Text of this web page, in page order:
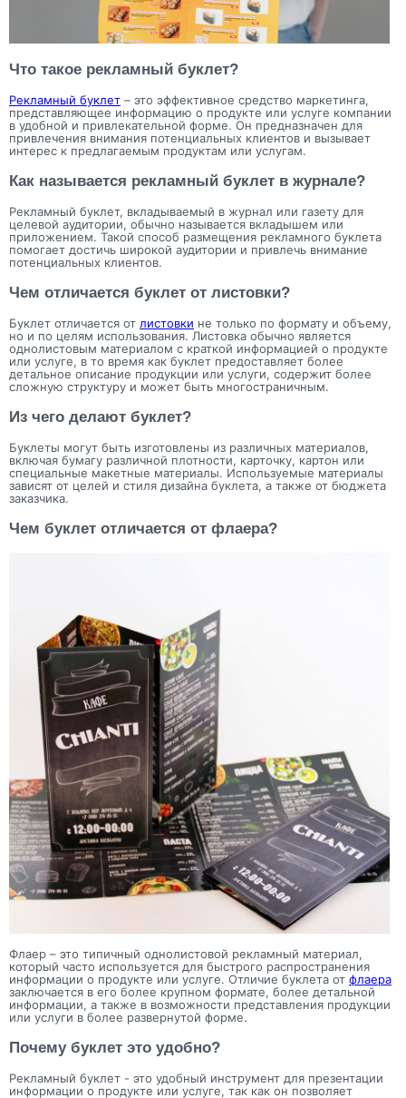
Что такое рекламный буклет?
Рекламный буклет – это эффективное средство маркетинга,
представляющее информацию о продукте или услуге компании
в удобной и привлекательной форме. Он предназначен для
привлечения внимания потенциальных клиентов и вызывает
интерес к предлагаемым продуктам или услугам.
Как называется рекламный буклет в журнале?
Рекламный буклет, вкладываемый в журнал или газету для
целевой аудитории, обычно называется вкладышем или
приложением. Такой способ размещения рекламного буклета
помогает достичь широкой аудитории и привлечь внимание
потенциальных клиентов.
Чем отличается буклет от листовки?
Буклет отличается от листовки не только по формату и объему,
но и по целям использования. Листовка обычно является
однолистовым материалом с краткой информацией о продукте
или услуге, в то время как буклет предоставляет более
детальное описание продукции или услуги, содержит более
сложную структуру и может быть многостраничным.
Из чего делают буклет?
Буклеты могут быть изготовлены из различных материалов,
включая бумагу различной плотности, карточку, картон или
специальные макетные материалы. Используемые материалы
зависят от целей и стиля дизайна буклета, а также от бюджета
заказчика.
Чем буклет отличается от флаера?
Флаер – это типичный однолистовой рекламный материал,
который часто используется для быстрого распространения
информации о продукте или услуге. Отличие буклета от флаера
заключается в его более крупном формате, более детальной
информации, а также в возможности представления продукции
или услуги в более развернутой форме.
Почему буклет это удобно?
Рекламный буклет - это удобный инструмент для презентации
информации о продукте или услуге, так как он позволяет